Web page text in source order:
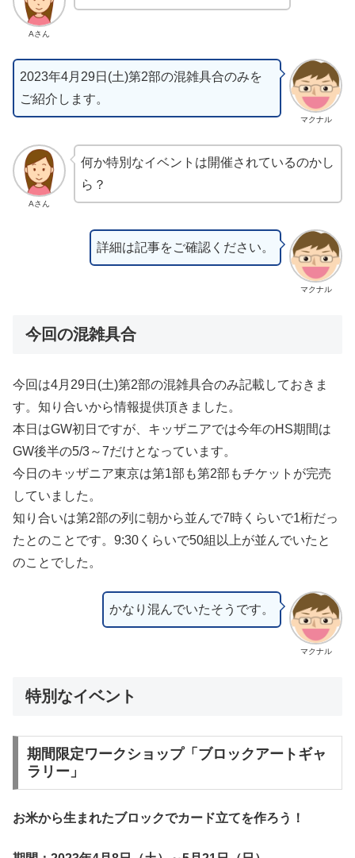
Aさん
マクナル
2023年4月29日(土)第2部の混雑具合のみを
ご紹介します。
Aさん
何か特別なイベントは開催されているのかし
ら？
マクナル
詳細は記事をご確認ください。
今回の混雑具合
今回は4月29日(土)第2部の混雑具合のみ記載しておきま
す。知り合いから情報提供頂きました。
本日はGW初日ですが、キッザニアでは今年のHS期間は
GW後半の5/3～7だけとなっています。
今日のキッザニア東京は第1部も第2部もチケットが完売
していました。
知り合いは第2部の列に朝から並んで7時くらいで1桁だっ
たとのことです。9:30くらいで50組以上が並んでいたと
のことでした。
マクナル
かなり混んでいたそうです。
特別なイベント
期間限定ワークショップ「ブロックアートギャ
ラリー」
お米から生まれたブロックでカード立てを作ろう！